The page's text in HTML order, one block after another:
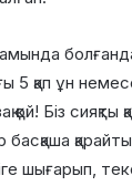
5 қап ұн
қой! Біз сияқты
басқаша
шығарып,